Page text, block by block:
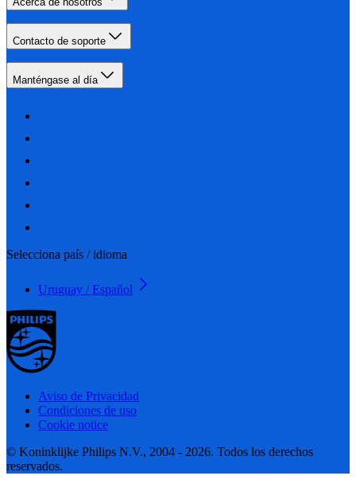
Contacto de soporte
Manténgase al día
Selecciona país / idioma
Uruguay / Español
Aviso de Privacidad
Condiciones de uso
Cookie notice
© Koninklijke Philips N.V., 2004 - 2026. Todos los derechos
reservados.